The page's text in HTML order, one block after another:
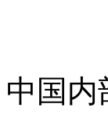
中国